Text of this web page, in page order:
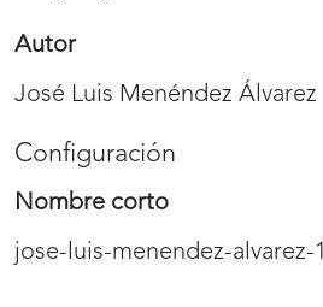
Autor
José Luis Menéndez Álvarez
Configuración
Nombre corto
jose-luis-menendez-alvarez-1